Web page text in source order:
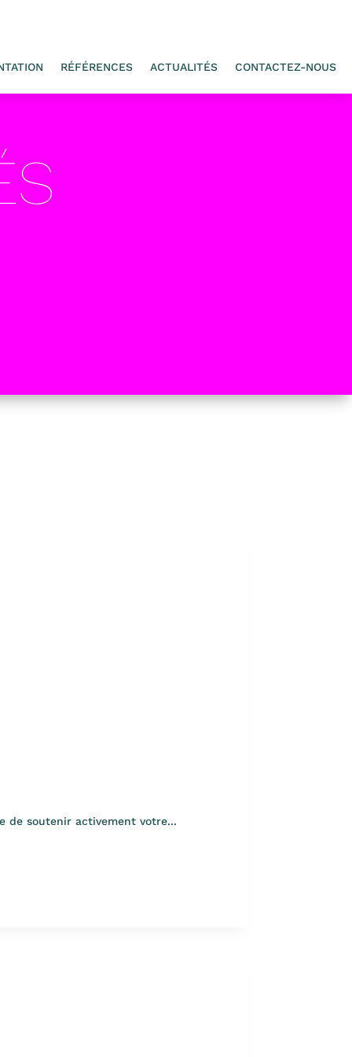
RÉFÉRENCES ACTUALITÉS CONTACTEZ-NOUS
de soutenir activement votre...